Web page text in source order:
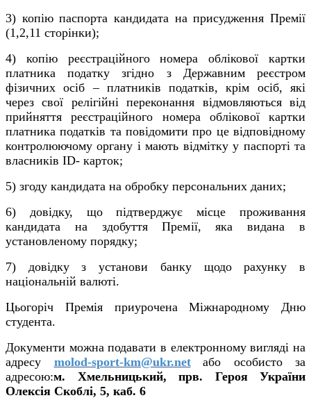
3) копію паспорта кандидата на присудження Премії
(1,2,11 сторінки);
4) копію реєстраційного номера облікової картки
платника податку згідно з Державним реєстром
фізичних осіб – платників податків, крім осіб, які
через свої релігійні переконання відмовляються від
прийняття реєстраційного номера облікової картки
платника податків та повідомити про це відповідному
контролюючому органу і мають відмітку у паспорті та
власників ІD- карток;
5) згоду кандидата на обробку персональних даних;
6) довідку, що підтверджує місце проживання
кандидата на здобуття Премії, яка видана в
установленому порядку;
7) довідку з установи банку щодо рахунку в
національній валюті.
Цьогоріч Премія приурочена Міжнародному Дню
студента.
Документи можна подавати в електронному вигляді на
адресу molod-sport-km@ukr.net
або особисто за
адресою:м. Хмельницький, прв. Героя України
Олексія Скоблі, 5, каб. 6